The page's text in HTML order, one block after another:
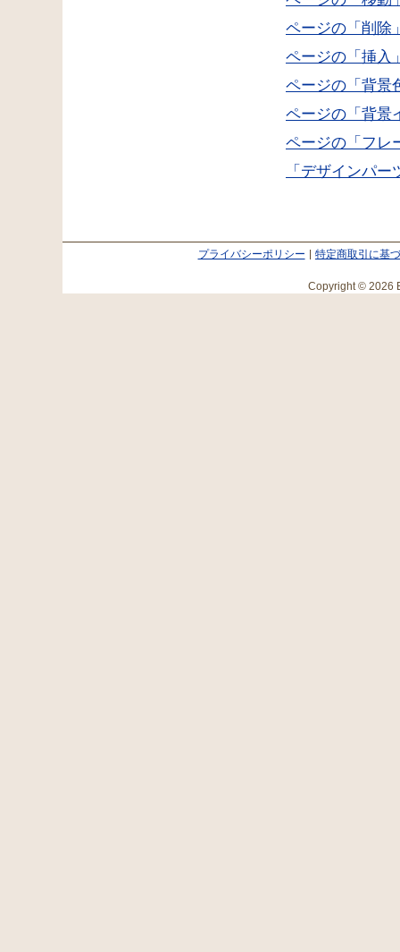
ページの「削除
ページの「挿入
ページの「背景
ページの「背景
ページの「フレ
「デザインパ
プライバシーポリシー 特定商取引に基
Copyright © 2026